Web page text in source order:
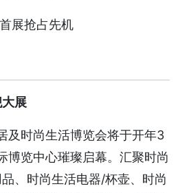
展抢占先机
展
及时尚生活博览会将于开年3
博览中心璀璨启幕。汇聚时尚
、时尚生活电器/杯壶、时尚